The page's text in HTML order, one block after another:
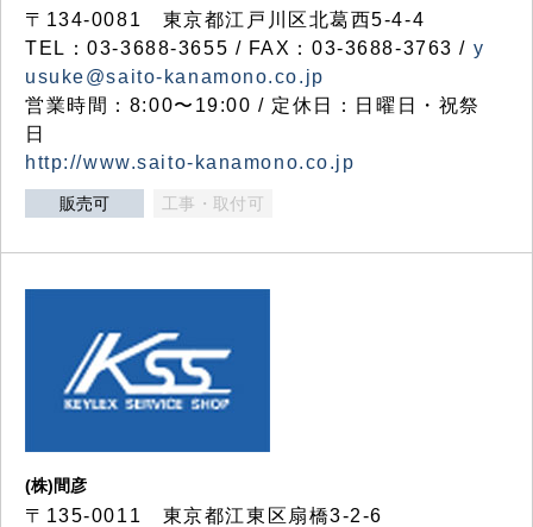
〒134-0081 東京都江戸川区北葛西5-4-4
TEL：03-3688-3655 / FAX：03-3688-3763 / y
usuke@saito-kanamono.co.jp
営業時間：8:00〜19:00 / 定休日：日曜日・祝祭
日
http://www.saito-kanamono.co.jp
販売可 工事・取付可
(株)間彦
〒135-0011 東京都江東区扇橋3-2-6